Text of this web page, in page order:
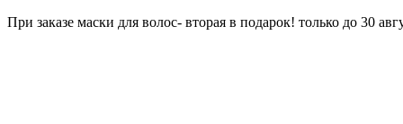
При заказе маски для волос- вторая в подарок! только до 30